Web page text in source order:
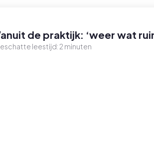
de praktijk: ‘weer wat
leestijd:2 minuten